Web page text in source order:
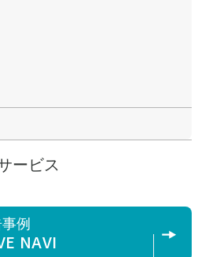
ービス
例
NAVI